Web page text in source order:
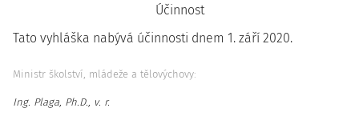
Účinnost
Tato vyhláška nabývá účinnosti dnem 1. září 2020.
Ministr školství, mládeže a tělovýchovy:
Ing. Plaga, Ph.D., v. r.